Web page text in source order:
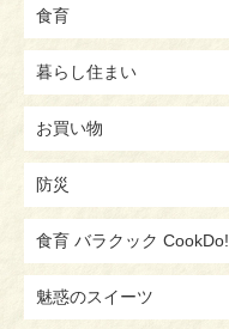
食育
暮らし住まい
お買い物
防災
食育 バラクック CookDo!
魅惑のスイーツ